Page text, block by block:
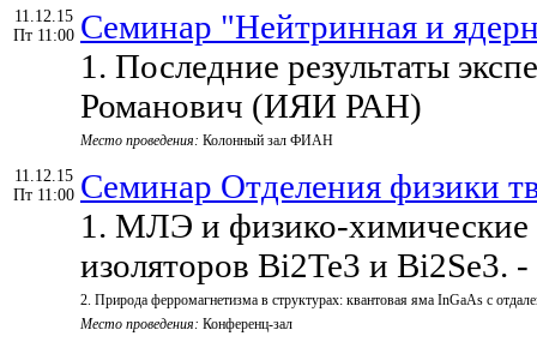
11.12.15
Пт 11:00 Семинар "Нейтринная и
1. Последние результаты
Романович (ИЯИ РАН)
Место проведения: Колонный зал ФИАН
11.12.15
Пт 11:00 Семинар Отделения физики
1. МЛЭ и физико-химические
изоляторов Bi2Te3 и Bi2Se3.
2. Природа ферромагнетизма в структурах: квантовая яма InGaAs с
Место проведения: Конференц-зал